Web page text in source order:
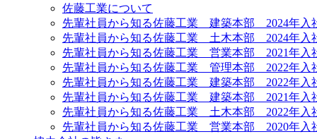
佐藤工業について
先輩社員から知る佐藤工業 建築本部 2024年入
先輩社員から知る佐藤工業 土木本部 2024年入
先輩社員から知る佐藤工業 営業本部 2021年入
先輩社員から知る佐藤工業 管理本部 2022年入
先輩社員から知る佐藤工業 建築本部 2022年入
先輩社員から知る佐藤工業 建築本部 2021年入
先輩社員から知る佐藤工業 土木本部 2022年入
先輩社員から知る佐藤工業 営業本部 2020年入